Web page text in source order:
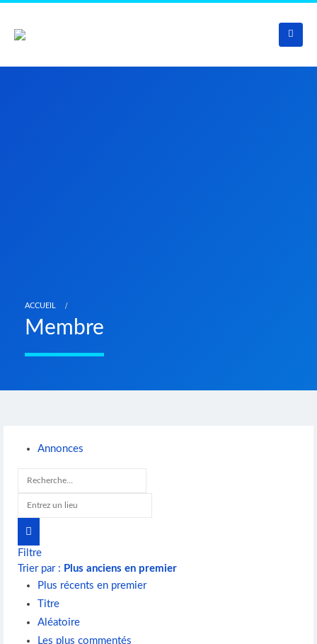
ACCUEIL
Membre
Annonces
Filtre
Trier par : Plus anciens en premier
Plus récents en premier
Titre
Aléatoire
Les plus commentés